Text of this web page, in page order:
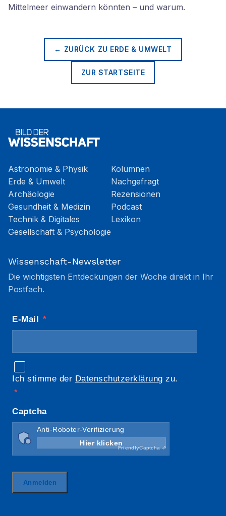
Mittelmeer einwandern könnten – und warum.
← ZURÜCK ZU ERDE & UMWELT
ZUR STARTSEITE
Astronomie & Physik
Erde & Umwelt
Archäologie
Gesundheit & Medizin
Technik & Digitales
Gesellschaft & Psychologie
Kolumnen
Nachgefragt
Rezensionen
Podcast
Lexikon
Wissenschaft-Newsletter
Die wichtigsten Entdeckungen der Woche direkt in Ihr
Postfach.